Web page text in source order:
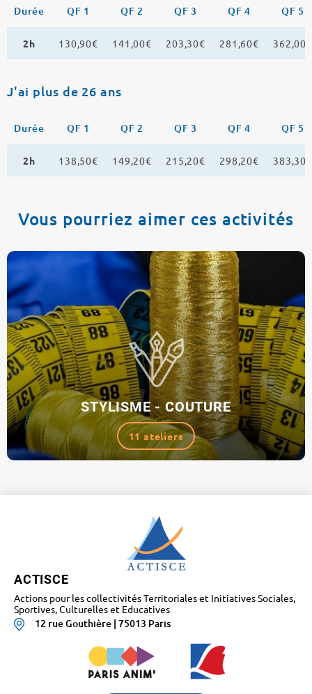
Durée QF 1 QF 2 QF 3 QF 4 QF 5
2h 130,90€ 141,00€ 203,30€ 281,60€ 362,00€
J'ai plus de 26 ans
Durée QF 1 QF 2 QF 3 QF 4 QF 5
2h 138,50€ 149,20€ 215,20€ 298,20€ 383,30€
Vous pourriez aimer ces activités
STYLISME - COUTURE
11 ateliers
ACTISCE
Actions pour les collectivités Territoriales et Initiatives Sociales,
Sportives, Culturelles et Educatives
12 rue Gouthière | 75013 Paris